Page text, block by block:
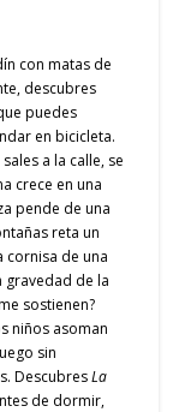
con matas de
descubres
puedes
en bicicleta.
a la calle, se
crece en una
pende de una
reta un
cornisa de una
gravedad de la
sostienen?
niños asoman
sin
DescubresLa
de dormir,